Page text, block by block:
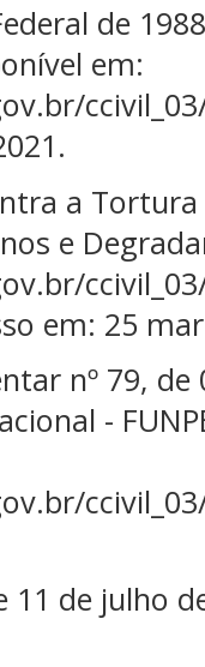
de
em:
a
e
em: 25
nº 79,
-
11 de julho